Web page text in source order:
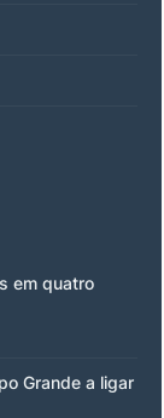
em quatro
Grande a ligar